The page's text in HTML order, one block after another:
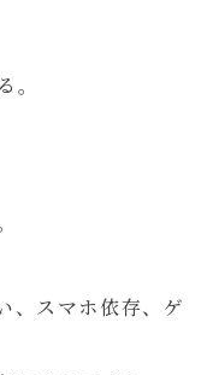
、スマホ依存、ゲ